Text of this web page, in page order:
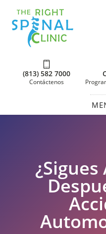
(813) 582 7000
Contáctenos